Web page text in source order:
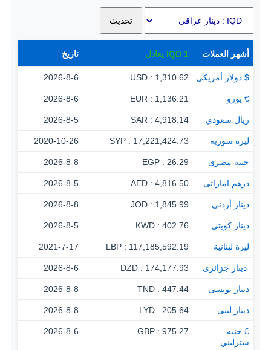
أشهر العملات 1
IQD يعادل تاريخ
$ دولار أمريكي 1,310.62 : USD
2026-8-6
€ يورو 1,136.21 : EUR
2026-8-6
ريال سعودي 4,918.14 : SAR
2026-8-5
ليرة سورية 17,221,424.73 : SYP
2020-10-26
جنيه مصرى 26.29 : EGP
2026-8-8
درهم اماراتى 4,816.50 : AED
2026-8-5
دينار أردنى 1,845.99 : JOD
2026-8-8
دينار كويتى 402.76 : KWD
2026-8-5
ليرة لبنانية 117,185,592.19 : LBP
2021-7-17
‏ دينار جزائرى 174,177.93 : DZD
2026-8-6
دينار تونسى 447.44 : TND
2026-8-8
دينار ليبى 205.64 : LYD
2026-8-8
£ جنيه
سترليني
975.27 : GBP
2026-8-6